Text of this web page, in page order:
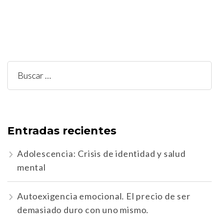
Buscar:
Entradas recientes
Adolescencia: Crisis de identidad y salud
mental
Autoexigencia emocional. El precio de ser
demasiado duro con uno mismo.